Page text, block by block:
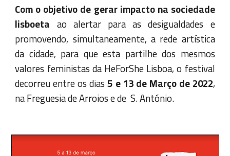
Com o objetivo de gerar impacto na sociedade
lisboeta ao alertar para as desigualdades e
promovendo, simultaneamente, a rede artística
da cidade, para que esta partilhe dos mesmos
valores feministas da HeForShe Lisboa, o festival
decorreu entre os dias5 e 13 de Março de 2022,
na Freguesia de Arroios e de S. António.